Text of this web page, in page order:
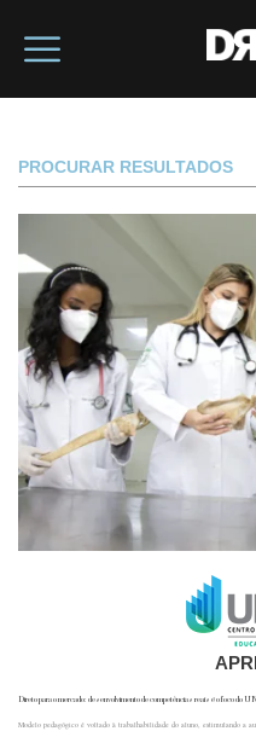
PROCURAR RESULTADOS
Direto para o mercado: desenvolvimento de competências reais é o foco do
Modelo pedagógico é voltado à trabalhabilidade do aluno, estimulando a